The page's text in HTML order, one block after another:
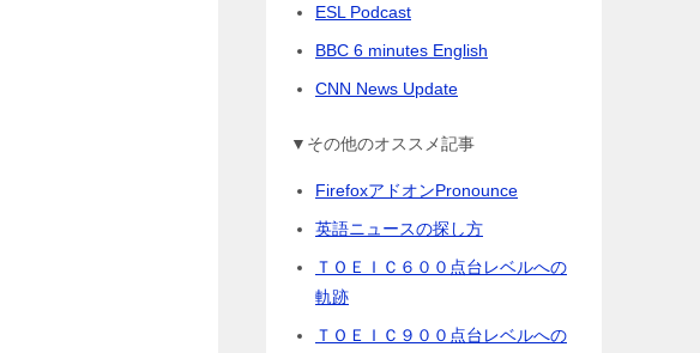
ESL Podcast
BBC 6 minutes English
CNN News Update
▼その他のオススメ記事
FirefoxアドオンPronounce
英語ニュースの探し方
ＴＯＥＩＣ６００点台レベルへの
軌跡
ＴＯＥＩＣ９００点台レベルへの